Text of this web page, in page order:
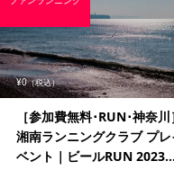
¥0（税込）
［参加費無料･RUN･神奈川
湘南ランニングクラブ プレ
ベント｜ビールRUN 2023...